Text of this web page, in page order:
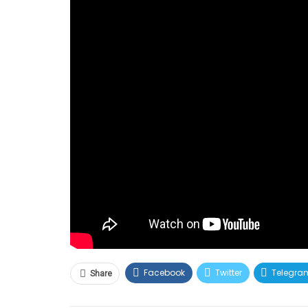
Share Facebook Twitter